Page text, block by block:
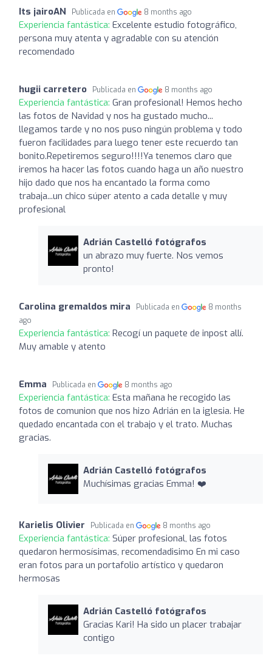
Its jairoAN Publicada en 8 months ago
Experiencia fantástica: Excelente estudio fotográfico,
persona muy atenta y agradable con su atención
recomendado
hugii carretero Publicada en 8 months ago
Experiencia fantástica: Gran profesional! Hemos hecho
las fotos de Navidad y nos ha gustado mucho...
llegamos tarde y no nos puso ningún problema y todo
fueron facilidades para luego tener este recuerdo tan
bonito.Repetiremos seguro!!!!Ya tenemos claro que
iremos ha hacer las fotos cuando haga un año nuestro
hijo dado que nos ha encantado la forma como
trabaja...un chico súper atento a cada detalle y muy
profesional
Adrián Castelló fotógrafos
un abrazo muy fuerte. Nos vemos
pronto!
Carolina gremaldos mira Publicada en
8 months
ago
Experiencia fantástica: Recogí un paquete de inpost allí.
Muy amable y atento
Emma Publicada en 8 months ago
Experiencia fantástica: Esta mañana he recogido las
fotos de comunion que nos hizo Adrián en la iglesia. He
quedado encantada con el trabajo y el trato. Muchas
gracias.
Adrián Castelló fotógrafos
Muchísimas gracias Emma! ❤️
Karielis Olivier Publicada en 8 months ago
Experiencia fantástica: Súper profesional, las fotos
quedaron hermosísimas, recomendadisimo En mi caso
eran fotos para un portafolio artístico y quedaron
hermosas
Adrián Castelló fotógrafos
Gracias Kari! Ha sido un placer trabajar
contigo